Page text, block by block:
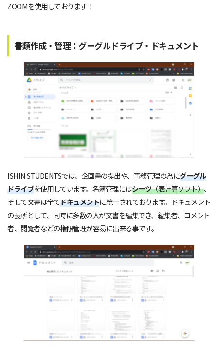
ZOOMを使用しております！
書類作成・管理：グーグルドライブ・ドキュメント
ISHIN STUDENTSでは、企画書の提出や、事務管理の為にグーグル
ドライブを使用しています。名簿管理にはシーツ（表計算ソフト）、
そして文書は全てドキュメントに統一されております。ドキュメント
の長所として、同時に多数の人が文書を編集でき、編集者、コメント
者、閲覧者などの権限管理が容易に出来る事です。